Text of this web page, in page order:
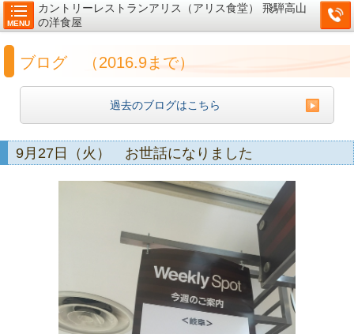
MENU
カントリーレストランアリス（アリス食堂） 飛騨高山
の洋食屋
ブログ （2016.9まで）
過去のブログはこちら
9月27日（火） お世話になりました